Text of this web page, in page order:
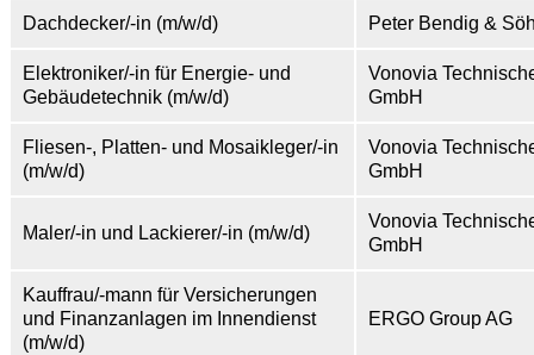
Dachdecker/-in (m/w/d) Peter Bendig &
Elektroniker/-in für Energie- und
Gebäudetechnik (m/w/d)
Vonovia
GmbH
Fliesen-, Platten- und Mosaikleger/-in
(m/w/d)
Vonovia
GmbH
Maler/-in und Lackierer/-in (m/w/d)
Vonovia
GmbH
Kauffrau/-mann für Versicherungen
und Finanzanlagen im Innendienst
(m/w/d)
ERGO Group AG